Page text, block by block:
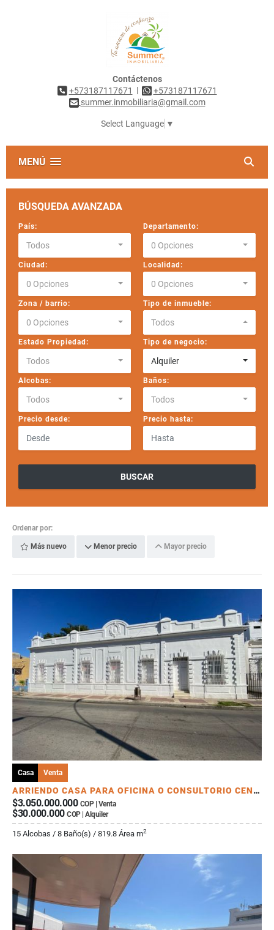
Contáctenos
+573187117671
|
+573187117671
summer.inmobiliaria@gmail.com
Select Language ▼
MENÚ
BÚSQUEDA AVANZADA
País:
Todos
Departamento:
0 Opciones
Ciudad:
0 Opciones
Localidad:
0 Opciones
Zona / barrio:
0 Opciones
Tipo de inmueble:
Todos
Estado Propiedad:
Todos
Tipo de negocio:
Alquiler
Alcobas:
Todos
Baños:
Todos
Precio desde: Precio hasta:
BUSCAR
Ordenar por:
Más nuevo Menor precio Mayor precio
Casa Venta
ARRIENDO CASA PARA OFICINA O CONSULTORIO CENTRO DE SANTA MARTA
$3.050.000.000 COP | Venta
$30.000.000 COP | Alquiler
15 Alcobas / 8 Baño(s) / 819.8 Área m2